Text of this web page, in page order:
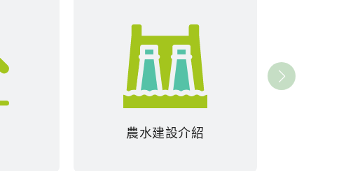
農水建設介紹